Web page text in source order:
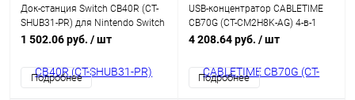
Док-станция Switch CB40R (CT-
SHUB31-PR) для Nintendo Switch
OLED 3 в 1 USB C HUB Red
1 502.06 руб. / шт
Подробнее
USB-концентратор CABLETIME
CB70G (CT-CM2H8K-AG) 4-в-1
USB-C HUB, 8K, Dual 4K HDMI
4 208.64 руб. / шт
Подробнее